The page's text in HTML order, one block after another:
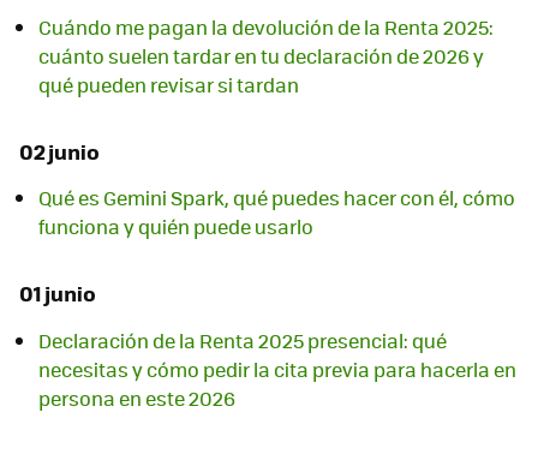
Cuándo me pagan la devolución de la Renta 2025:
cuánto suelen tardar en tu declaración de 2026 y
qué pueden revisar si tardan
02 junio
Qué es Gemini Spark, qué puedes hacer con él, cómo
funciona y quién puede usarlo
01 junio
Declaración de la Renta 2025 presencial: qué
necesitas y cómo pedir la cita previa para hacerla en
persona en este 2026